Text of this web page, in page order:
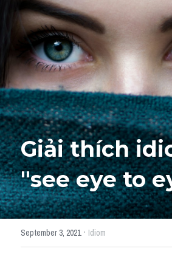
Giải đề thi từng câu
Lời khuyên
Giải đề thi
Academic words
Phrase
Phrasal Verb
Idioms đồng nghĩa
Idioms trái nghĩa
Antonym
HỌC THỬ
Giải thích
"see eye to
September 3, 2021· Idiom